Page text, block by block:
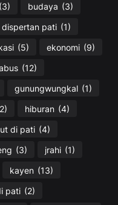
(3) budaya (3)
dispertan pati (1)
(5) ekonomi (9)
(12)
gunungwungkal (1)
hiburan (4)
di pati (4)
(3) jrahi (1)
kayen (13)
pati (2)